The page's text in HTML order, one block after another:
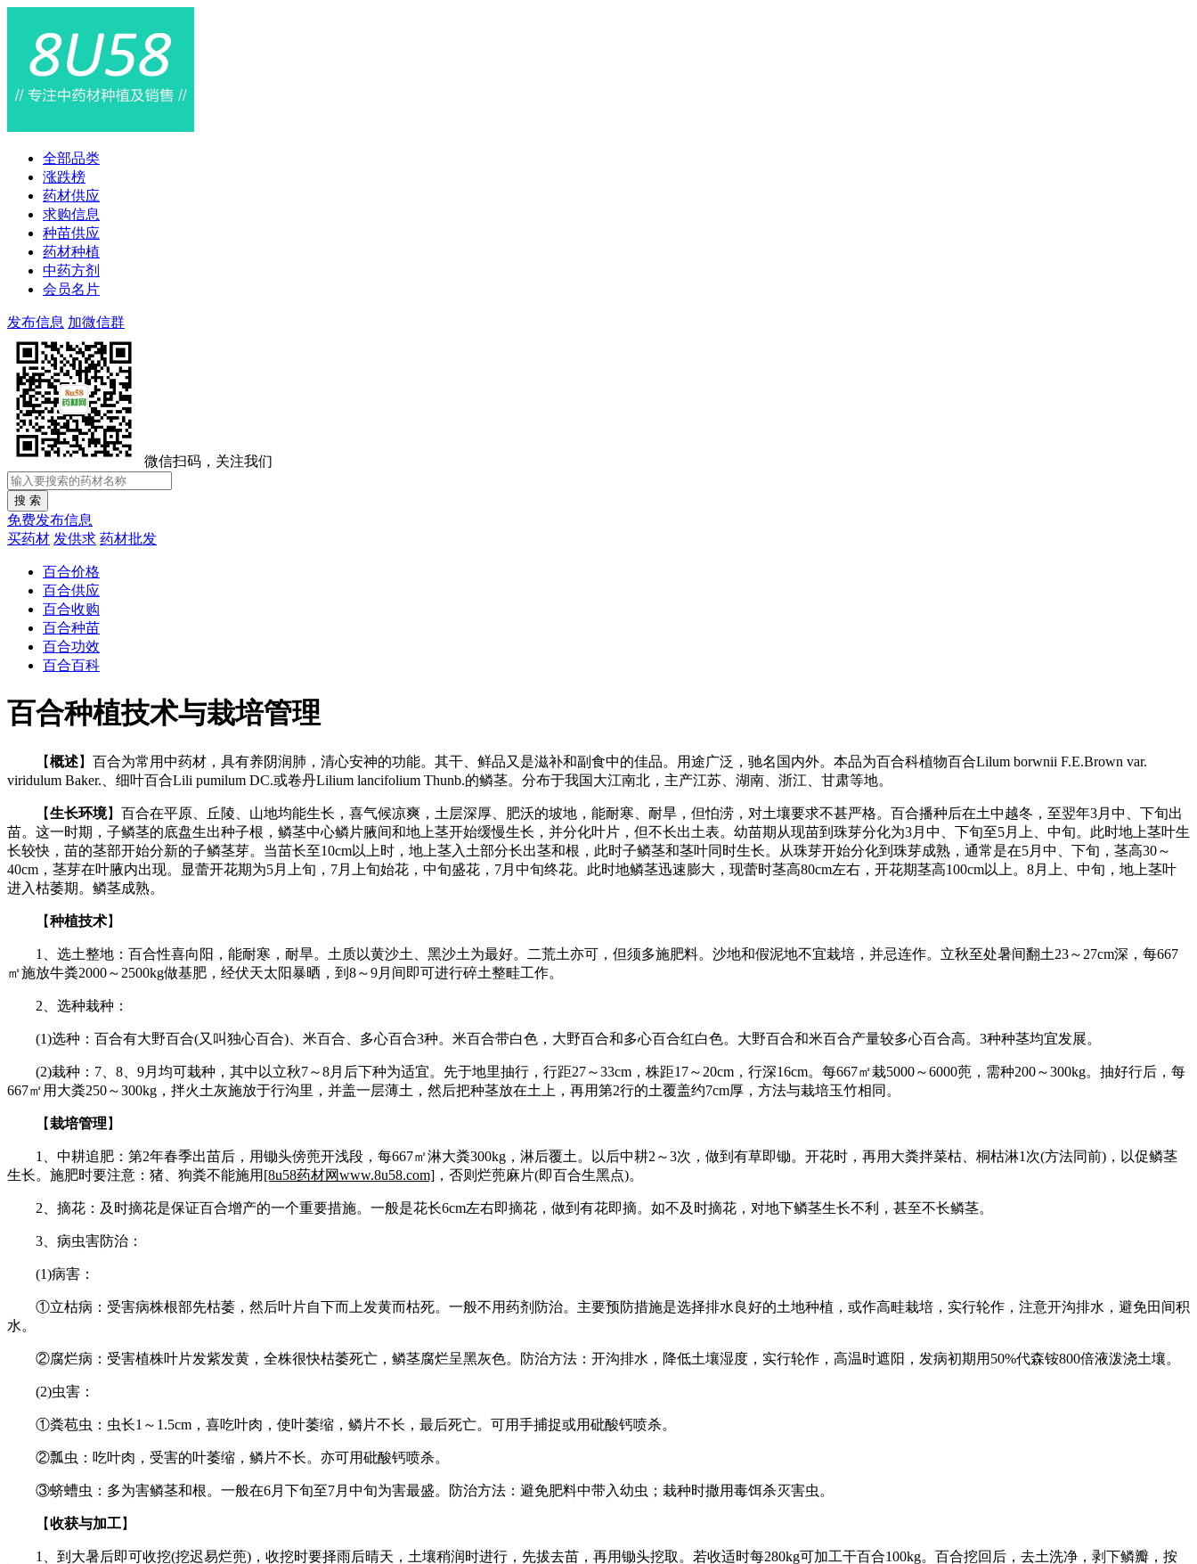
全部品类
涨跌榜
药材供应
求购信息
种苗供应
药材种植
中药方剂
会员名片
发布信息 加微信群
微信扫码，关注我们
免费发布信息
买药材 发供求 药材批发
百合价格
百合供应
百合收购
百合种苗
百合功效
百合百科
百合种植技术与栽培管理
【概述】百合为常用中药材，具有养阴润肺，清心安神的功能。其干、鲜品又是滋补和副食中的佳品。用途广泛，驰名国内外。本品为百合科植物百合Lilum borwnii F.E.Brown var.
viridulum Baker.、细叶百合Lili pumilum DC.或卷丹Lilium lancifolium Thunb.的鳞茎。分布于我国大江南北，主产江苏、湖南、浙江、甘肃等地。
【生长环境】百合在平原、丘陵、山地均能生长，喜气候凉爽，土层深厚、肥沃的坡地，能耐寒、耐旱，但怕涝，对土壤要求不甚严格。百合播种后在土中越冬，至翌年3月中、下旬出
苗。这一时期，子鳞茎的底盘生出种子根，鳞茎中心鳞片腋间和地上茎开始缓慢生长，并分化叶片，但不长出土表。幼苗期从现苗到珠芽分化为3月中、下旬至5月上、中旬。此时地上茎叶生
长较快，苗的茎部开始分新的子鳞茎芽。当苗长至10cm以上时，地上茎入土部分长出茎和根，此时子鳞茎和茎叶同时生长。从珠芽开始分化到珠芽成熟，通常是在5月中、下旬，茎高30～
40cm，茎芽在叶腋内出现。显蕾开花期为5月上旬，7月上旬始花，中旬盛花，7月中旬终花。此时地鳞茎迅速膨大，现蕾时茎高80cm左右，开花期茎高100cm以上。8月上、中旬，地上茎叶
进入枯萎期。鳞茎成熟。
【种植技术】
1、选土整地：百合性喜向阳，能耐寒，耐旱。土质以黄沙土、黑沙土为最好。二荒土亦可，但须多施肥料。沙地和假泥地不宜栽培，并忌连作。立秋至处暑间翻土23～27cm深，每667
㎡施放牛粪2000～2500kg做基肥，经伏天太阳暴晒，到8～9月间即可进行碎土整畦工作。
2、选种栽种：
(1)选种：百合有大野百合(又叫独心百合)、米百合、多心百合3种。米百合带白色，大野百合和多心百合红白色。大野百合和米百合产量较多心百合高。3种种茎均宜发展。
(2)栽种：7、8、9月均可栽种，其中以立秋7～8月后下种为适宜。先于地里抽行，行距27～33cm，株距17～20cm，行深16cm。每667㎡栽5000～6000蔸，需种200～300kg。抽好行后，每
667㎡用大粪250～300kg，拌火土灰施放于行沟里，并盖一层薄土，然后把种茎放在土上，再用第2行的土覆盖约7cm厚，方法与栽培玉竹相同。
【栽培管理 】
1、中耕追肥：第2年春季出苗后，用锄头傍蔸开浅段，每667㎡淋大粪300kg，淋后覆土。以后中耕2～3次，做到有草即锄。开花时，再用大粪拌菜枯、桐枯淋1次(方法同前)，以促鳞茎
生长。施肥时要注意：猪、狗粪不能施用 [8u58药材网www.8u58.com] ，否则烂蔸麻片(即百合生黑点)。
2、摘花：及时摘花是保证百合增产的一个重要措施。一般是花长6cm左右即摘花，做到有花即摘。如不及时摘花，对地下鳞茎生长不利，甚至不长鳞茎。
3、病虫害防治：
(1)病害：
①立枯病：受害病株根部先枯萎，然后叶片自下而上发黄而枯死。一般不用药剂防治。主要预防措施是选择排水良好的土地种植，或作高畦栽培，实行轮作，注意开沟排水，避免田间积
水。
②腐烂病：受害植株叶片发紫发黄，全株很快枯萎死亡，鳞茎腐烂呈黑灰色。防治方法：开沟排水，降低土壤湿度，实行轮作，高温时遮阳，发病初期用50%代森铵800倍液泼浇土壤。
(2)虫害：
①粪苞虫：虫长1～1.5cm，喜吃叶肉，使叶萎缩，鳞片不长，最后死亡。可用手捕捉或用砒酸钙喷杀。
②瓢虫：吃叶肉，受害的叶萎缩，鳞片不长。亦可用砒酸钙喷杀。
③蛴螬虫：多为害鳞茎和根。一般在6月下旬至7月中旬为害最盛。防治方法：避免肥料中带入幼虫；栽种时撒用毒饵杀灭害虫。
【收获与加工】
1、到大暑后即可收挖(挖迟易烂蔸)，收挖时要择雨后晴天，土壤稍润时进行，先拔去苗，再用锄头挖取。若收适时每280kg可加工干百合100kg。百合挖回后，去土洗净，剥下鳞瓣，按